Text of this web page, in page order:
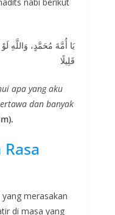
يَا أُمَّةَ مُحَمَّدٍ، وَاللَّهِ
قَلِيلًا
apa yang aku
dan banyak
merasakan
di masa yang